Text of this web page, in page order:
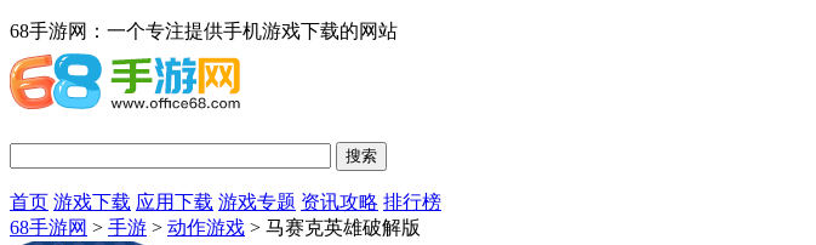
68手游网：一个专注提供手机游戏下载的网站
首页 游戏下载 应用下载 游戏专题 资讯攻略 排行榜
68手游网 > 手游 > 动作游戏 > 马赛克英雄破解版